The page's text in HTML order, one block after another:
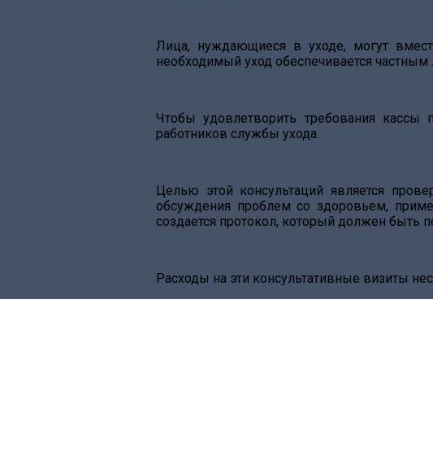
Лица, нуждающиеся в уходе, могут
необходимый уход обеспечивается частным
Чтобы удовлетворить требования
работников службы ухода.
Целью этой консультаций является
обсуждения проблем со здоровьем,
создается протокол, который должен быть
Расходы на эти консультативные визиты